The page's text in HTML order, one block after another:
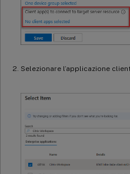
Selezionare l’applicazione